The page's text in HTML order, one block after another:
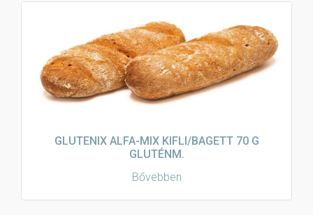
GLUTENIX ALFA-MIX KIFLI/BAGETT 70 G
GLUTÉNM.
Bővebben